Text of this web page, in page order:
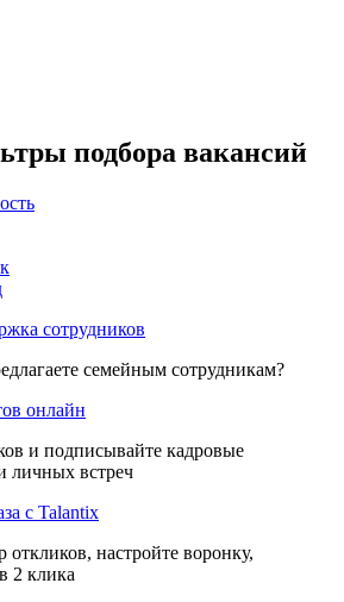
подбора вакансий
сотрудников
семейным сотрудникам?
онлайн
и подписывайте кадровые
личных встреч
с Talantix
откликов, настройте воронку,
2 клика